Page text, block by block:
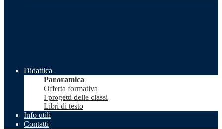
Didattica
Panoramica
Offerta formativa
I progetti delle classi
Libri di testo
Info utili
Contatti